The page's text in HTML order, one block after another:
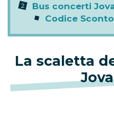
Bus concerti
Codice
La scaletta